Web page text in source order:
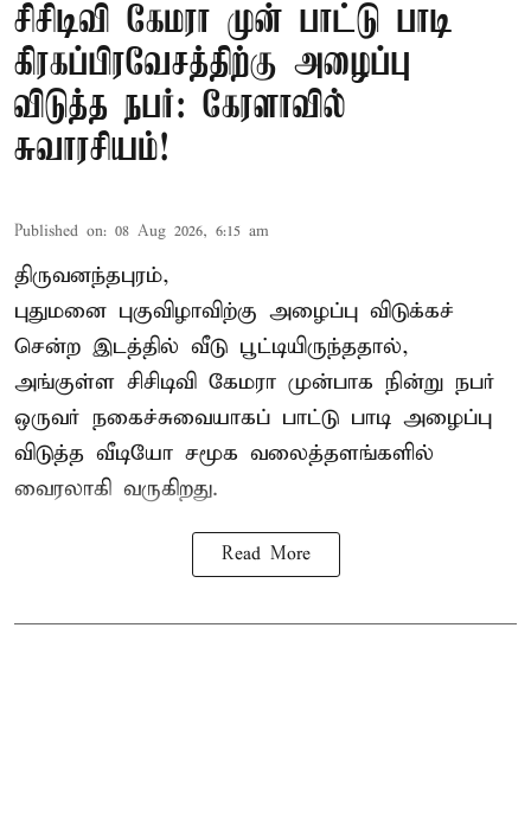
சிசிடிவி கேமரா முன் பாட்டு பாடி
கிரகப்பிரவேசத்திற்கு அழைப்பு
விடுத்த நபர்: கேரளாவில்
சுவாரசியம்!
Published on: 08 Aug 2026, 6:15 am
திருவனந்தபுரம்,
புதுமனை புகுவிழாவிற்கு அழைப்பு விடுக்கச்
சென்ற இடத்தில் வீடு பூட்டியிருந்ததால்,
அங்குள்ள சிசிடிவி கேமரா முன்பாக நின்று நபர்
ஒருவர் நகைச்சுவையாகப் பாட்டு பாடி அழைப்பு
விடுத்த வீடியோ சமூக வலைத்தளங்களில்
வைரலாகி வருகிறது.
Read More